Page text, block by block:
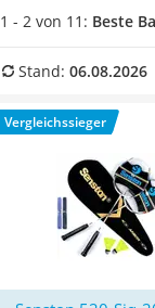
Nachtsichtgerät
Handgepäck-Koffer
Wanderschuhe Herren
Sicherheitsweste
schnelle
mit Groove-
im August 2026
K4* mit seinen
1 - 2 von 11: Beste
Stand: 06.08.2026
Vergleichssieger